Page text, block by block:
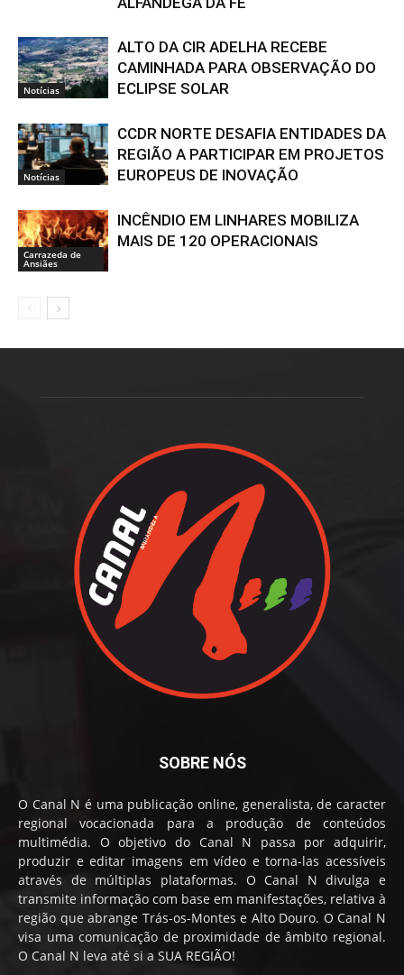
Notícias
ALTO DA CIR ADELHA RECEBE
CAMINHADA PARA OBSERVAÇÃO DO
ECLIPSE SOLAR
Notícias
CCDR NORTE DESAFIA ENTIDADES DA
REGIÃO A PARTICIPAR EM PROJETOS
EUROPEUS DE INOVAÇÃO
Carrazeda de
Ansiães
INCÊNDIO EM LINHARES MOBILIZA
MAIS DE 120 OPERACIONAIS
SOBRE NÓS
O Canal N é uma publicação online, generalista, de caracter
regional vocacionada para a produção de conteúdos
multimédia. O objetivo do Canal N passa por adquirir,
produzir e editar imagens em vídeo e torna-las acessíveis
através de múltiplas plataformas. O Canal N divulga e
transmite informação com base em manifestações, relativa à
região que abrange Trás-os-Montes e Alto Douro. O Canal N
visa uma comunicação de proximidade de âmbito regional.
O Canal N leva até si a SUA REGIÃO!